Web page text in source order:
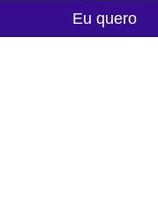
urbana com
Didi Chuxing
e Monashees
B2W. Foi
da Asea
Insead, na
Eu quero